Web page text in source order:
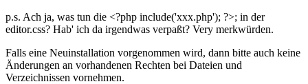
p.s. Ach ja, was tun die <?php include('xxx.php'); ?>; in der
editor.css? Hab' ich da irgendwas verpaßt? Very merkwürden.
Falls eine Neuinstallation vorgenommen wird, dann bitte auch keine
Änderungen an vorhandenen Rechten bei Dateien und
Verzeichnissen vornehmen.